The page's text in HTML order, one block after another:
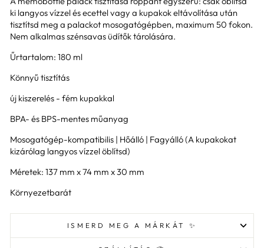
ki langyos vízzel és ecettel vagy a kupakok eltávolítása után
tisztítsd meg a palackot mosogatógépben, maximum 50 fokon.
Nem alkalmas szénsavas üdítők tárolására.
Űrtartalom: 180 ml
Könnyű tisztítás
új kiszerelés - fém kupakkal
BPA- és BPS-mentes műanyag
Mosogatógép-kompatibilis | Hőálló | Fagyálló (A kupakokat
kizárólag langyos vízzel öblítsd)
Méretek: 137 mm x 74 mm x 30 mm
Környezetbarát
ISMERD MEG A MÁRKÁT ✨